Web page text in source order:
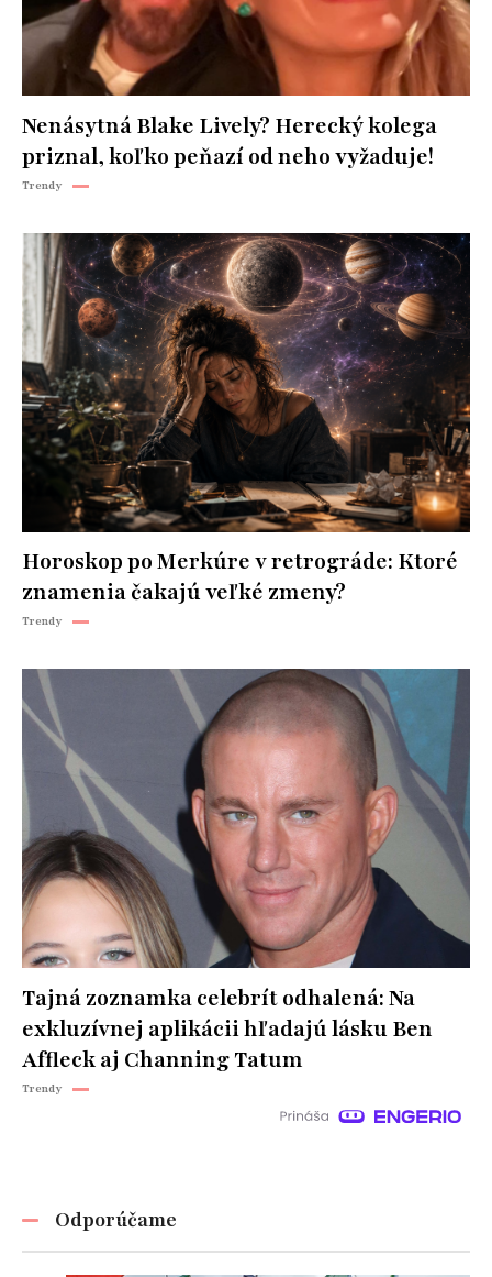
Nenásytná Blake Lively? Herecký kolega
priznal, koľko peňazí od neho vyžaduje!
Trendy
Horoskop po Merkúre v retrográde: Ktoré
znamenia čakajú veľké zmeny?
Trendy
Tajná zoznamka celebrít odhalená: Na
exkluzívnej aplikácii hľadajú lásku Ben
Affleck aj Channing Tatum
Trendy
Odporúčame